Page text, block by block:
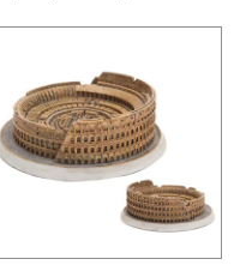
modèles en résine de fosses
de déchets toxiques,
figurines décoratives